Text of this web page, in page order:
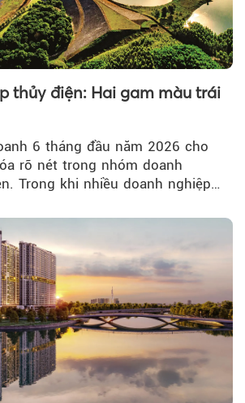
thủy điện: Hai gam màu trái
6 tháng đầu năm 2026 cho
rõ nét trong nhóm doanh
Trong khi nhiều doanh nghiệp